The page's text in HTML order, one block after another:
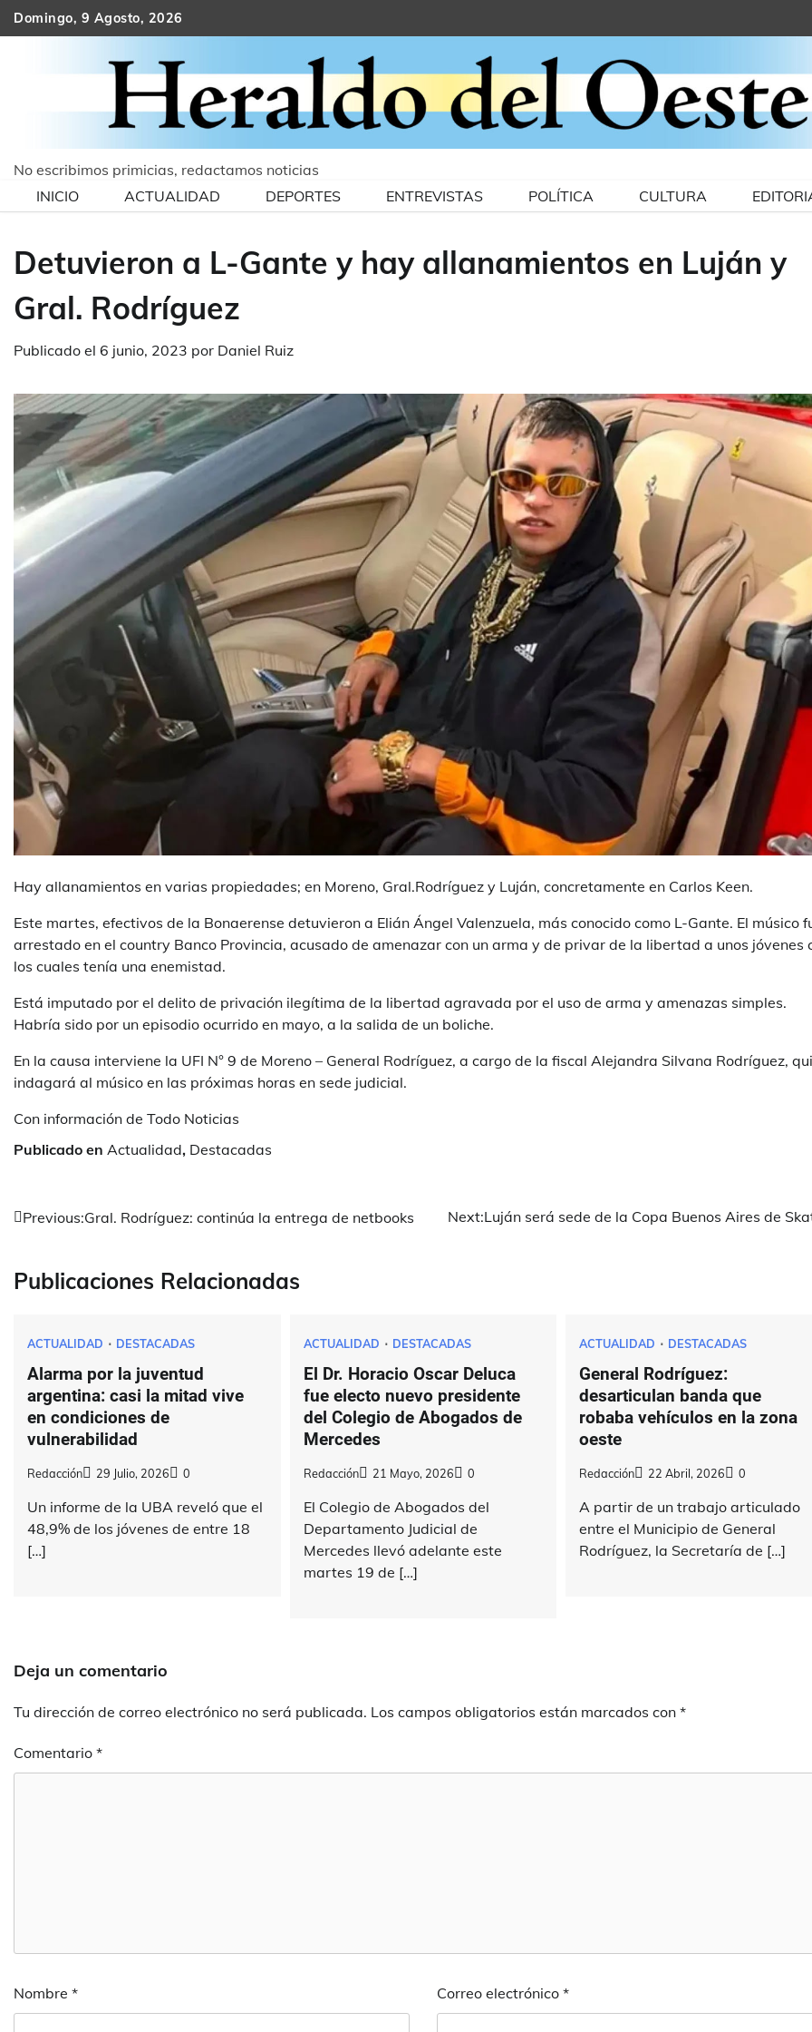
Skip
to
Domingo, 9 Agosto, 2026
No escribimos primicias, redactamos noticias
INICIO
ACTUALIDAD DEPORTES ENTREVISTAS POLÍTICA CULTURA
Detuvieron a L-Gante y hay allanamientos en Luján y
Gral. Rodríguez
Publicado el 6 junio, 2023 por Daniel Ruiz
Hay allanamientos en varias propiedades; en Moreno, Gral.Rodríguez y Luján, concretamente en Carlos Keen.
Este martes, efectivos de la Bonaerense detuvieron a Elián Ángel Valenzuela, más conocido como L-Gante. El músico
arrestado en el country Banco Provincia, acusado de amenazar con un arma y de privar de la libertad a unos jóvenes
los cuales tenía una enemistad.
Está imputado por el delito de privación ilegítima de la libertad agravada por el uso de arma y amenazas simples.
Habría sido por un episodio ocurrido en mayo, a la salida de un boliche.
En la causa interviene la UFI N° 9 de Moreno – General Rodríguez, a cargo de la fiscal Alejandra Silvana Rodríguez,
indagará al músico en las próximas horas en sede judicial.
Con información de Todo Noticias
Publicado en Actualidad, Destacadas
Navegación
entradas
Previous:Gral. Rodríguez: continúa la entrega de netbooks Next:Luján será sede de la Copa Buenos Aires de
Publicaciones Relacionadas
ACTUALIDAD DESTACADAS
Alarma por la juventud
argentina: casi la mitad vive
en condiciones de
vulnerabilidad
Redacción 29 Julio, 2026 0
Un informe de la UBA reveló que el
48,9% de los jóvenes de entre 18
[…]
ACTUALIDAD DESTACADAS
El Dr. Horacio Oscar Deluca
fue electo nuevo presidente
del Colegio de Abogados de
Mercedes
Redacción 21 Mayo, 2026 0
El Colegio de Abogados del
Departamento Judicial de
Mercedes llevó adelante este
martes 19 de […]
ACTUALIDAD DESTACADAS
General Rodríguez:
desarticulan banda que
robaba vehículos en la zona
oeste
Redacción 22 Abril, 2026 0
A partir de un trabajo articulado
entre el Municipio de General
Rodríguez, la Secretaría de […]
Deja un comentario
Tu dirección de correo electrónico no será publicada. Los campos obligatorios están marcados con *
Comentario *
Nombre * Correo electrónico *